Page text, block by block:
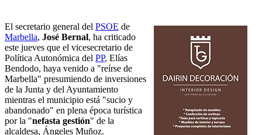
El secretario general del PSOE de
Marbella, José Bernal, ha criticado
este jueves que el vicesecretario de
Política Autonómica del PP, Elías
Bendodo, haya venido a "reírse de
Marbella" presumiendo de inversiones
de la Junta y del Ayuntamiento
mientras el municipio está "sucio y
abandonado" en plena época turística
por la "nefasta gestión" de la
alcaldesa, Ángeles Muñoz.